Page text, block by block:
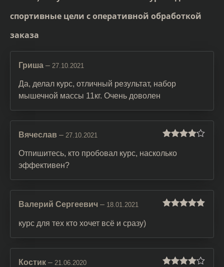
спортивные цели с оперативной обработкой
заказа
Гриша – 27.10.2021
Да, делал курс, отличный результат, набор
мышечной массы 11кг. Очень доволен
из 5
Вячеслав – 27.10.2021
Отпишитесь, кто пробовал курс, насколько
эффективен?
Валерий Сергеевич – 18.01.2021
курс для тех кто хочет всё и сразу)
Костик – 21.06.2020